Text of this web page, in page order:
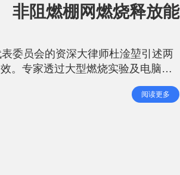
非阻燃棚网燃烧释放能
委员会的资深大律师杜淦堃引述两
。专家透过大型燃烧实验及电脑模
梯生口（通风口）防护失效及火警
堃引述专家结论明言：「火势蔓延
阅读更多